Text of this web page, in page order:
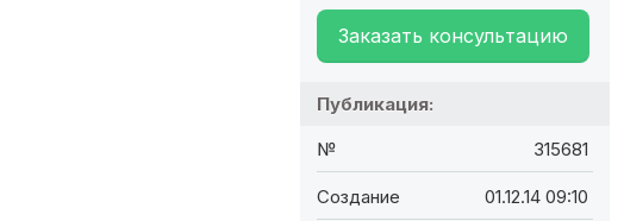
Заказать консультацию
Публикация:
№ 315681
Создание 01.12.14 09:10